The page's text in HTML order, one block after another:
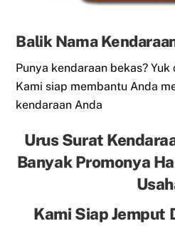
Balik Nama
Punya kendaraan bekas?
Kami siap membantu Anda
kendaraan Anda
Urus Surat
Banyak Promonya
Kami Siap Jemput